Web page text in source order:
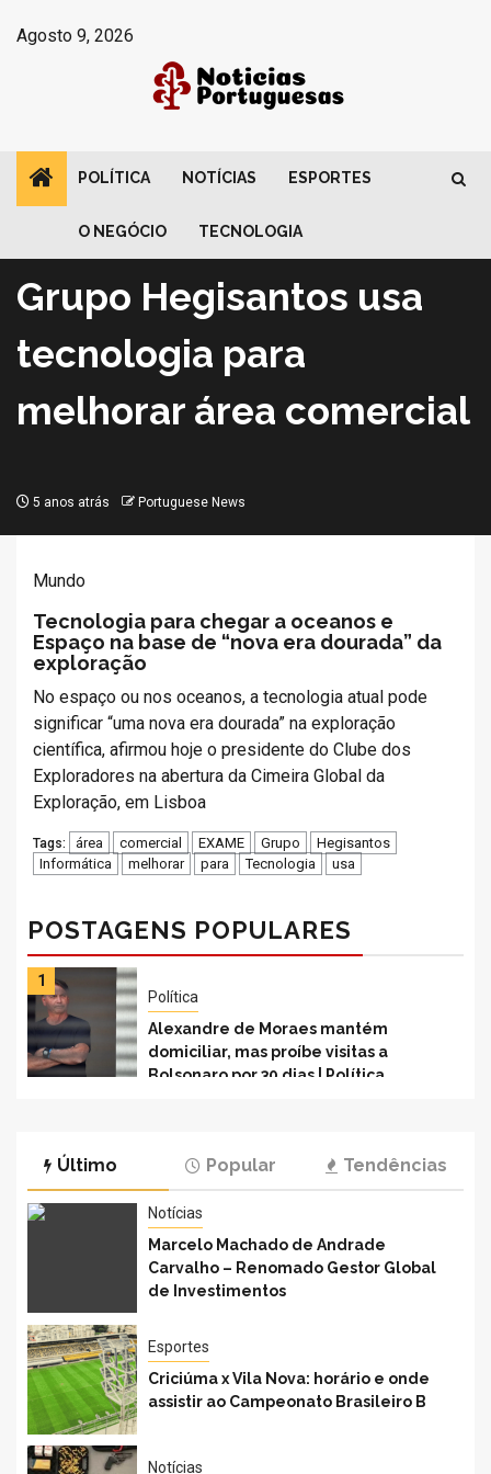
paraAgosto 9, 2026
POLÍTICA NOTÍCIAS ESPORTES
O NEGÓCIO TECNOLOGIA
Tecnologia
Exame Informática |
Grupo Hegisantos usa
tecnologia para
melhorar área comercial
5 anos atrás Portuguese News
Mundo
Tecnologia para chegar a oceanos e
Espaço na base de “nova era dourada” da
exploração
No espaço ou nos oceanos, a tecnologia atual pode
significar “uma nova era dourada” na exploração
científica, afirmou hoje o presidente do Clube dos
Exploradores na abertura da Cimeira Global da
Exploração, em Lisboa
Tags: área comercial EXAME Grupo
Hegisantos
Informática
melhorar para Tecnologia usa
POSTAGENS POPULARES
1
Política
Alexandre de Moraes mantém
domiciliar, mas proíbe visitas a
Bolsonaro por 30 dias | Política
Último Popular Tendências
Notícias
Marcelo Machado de Andrade
Carvalho – Renomado Gestor Global
de Investimentos
Esportes
Criciúma x Vila Nova: horário e onde
assistir ao Campeonato Brasileiro B
Notícias